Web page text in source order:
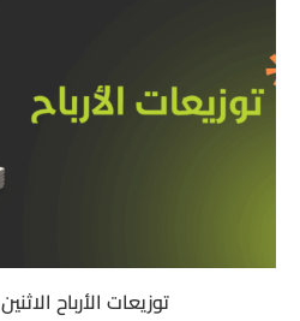
توزيعات الأرباح الاثنين 1 يونيو 2026